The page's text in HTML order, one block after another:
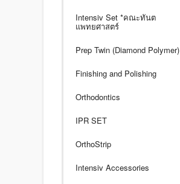
Intensiv Set *คณะทันต
แพทยศาสตร์
Prep Twin (Diamond Polymer)
Finishing and Polishing
Orthodontics
IPR SET
OrthoStrip
Intensiv Accessories